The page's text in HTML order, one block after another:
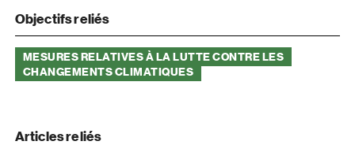
Objectifs reliés
MESURES RELATIVES À LA LUTTE CONTRE LES
CHANGEMENTS CLIMATIQUES
Articles reliés